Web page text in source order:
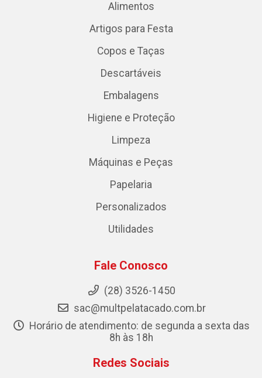
Alimentos
Artigos para Festa
Copos e Taças
Descartáveis
Embalagens
Higiene e Proteção
Limpeza
Máquinas e Peças
Papelaria
Personalizados
Utilidades
Fale Conosco
(28) 3526-1450
sac@multpelatacado.com.br
Horário de atendimento: de segunda a sexta das
8h às 18h
Redes Sociais